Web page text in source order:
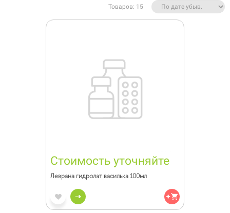
Товаров: 15
Стоимость уточняйте
Леврана гидролат василька 100мл